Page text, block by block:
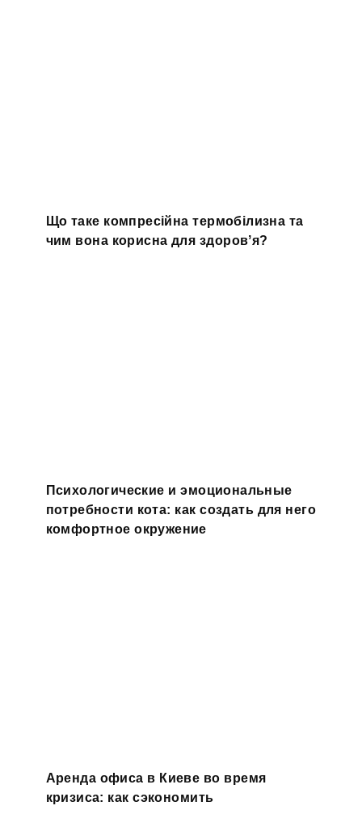
Що таке компресійна термобілизна та
чим вона корисна для здоровʼя?
Психологические и эмоциональные
потребности кота: как создать для него
комфортное окружение
Аренда офиса в Киеве во время
кризиса: как сэкономить